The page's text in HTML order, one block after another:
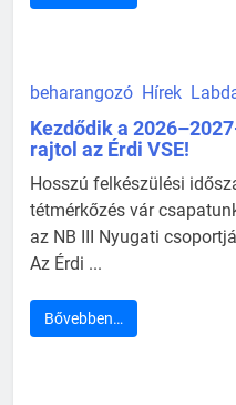
beharangozó Hírek
Kezdődik a
rajtol az Érdi VSE!
Hosszú felkészülési
tétmérkőzés vár
az NB III Nyugati
Az Érdi ...
Bővebben…